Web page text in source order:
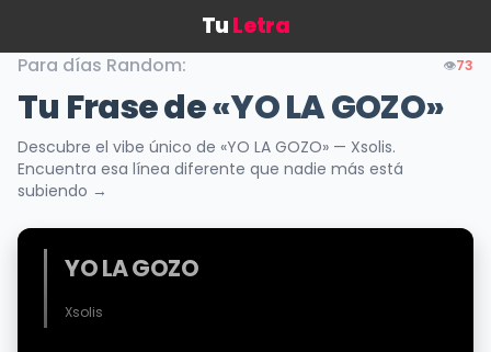
TuLetra
Para días Random: 👁️73
Tu Frase de«YO LA GOZO»
Descubre el vibe único de «YO LA GOZO» — Xsolis.
Encuentra esa línea diferente que nadie más está
subiendo →
YO LA GOZO
Xsolis